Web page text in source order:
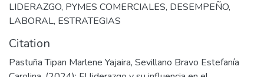
LIDERAZGO, PYMES COMERCIALES, DESEMPEÑO,
LABORAL, ESTRATEGIAS
Citation
Pastuña Tipan Marlene Yajaira, Sevillano Bravo Estefanía